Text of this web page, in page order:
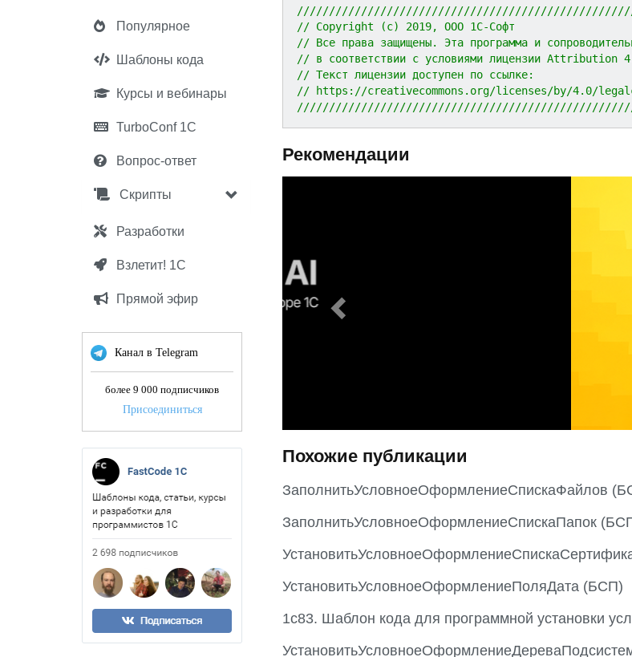
Популярное
Шаблоны кода
Курсы и вебинары
TurboConf 1С
Вопрос-ответ
Скрипты
Разработки
Взлетит! 1С
Прямой эфир
Канал в Telegram
более 9 000 подписчиков
Присоединиться
// Copyright (c) 2019, ООО 1С-Софт
// Все права защищены. Эта программа и
// в соответствии с условиями лицензии
// Текст лицензии доступен по ссылке:
// https://creativecommons.org/licenses/by/4.0/
Рекомендации
o
u
Похожие публикации
ЗаполнитьУсловноеОформлениеСпискаФайлов
ЗаполнитьУсловноеОформлениеСпискаПапок
УстановитьУсловноеОформлениеПоляДата (БСП)
1с83. Шаблон кода для программной установки